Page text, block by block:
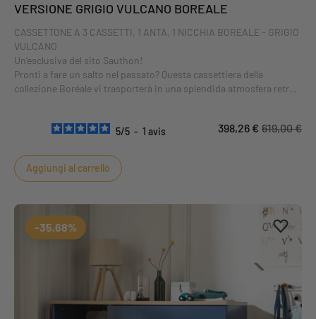
VERSIONE GRIGIO VULCANO BOREALE
CASSETTONE A 3 CASSETTI, 1 ANTA, 1 NICCHIA BOREALE - GRIGIO
VULCANO
Un'esclusiva del sito Sauthon!
Pronti a fare un salto nel passato? Questa cassettiera della
collezione Boréale vi trasporterà in una splendida atmosfera retrò e
tinteggiati in grigio vulcano: tutti i codici dell'arredamento retrò si
5/5 - 1 avis 398,26 € 619,00 €
Aggiungi al carrello
-35,68%